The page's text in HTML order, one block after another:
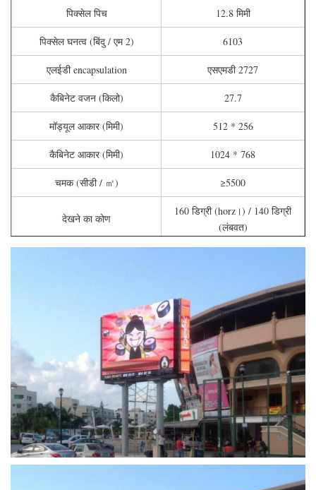
पिक्सेल पिच 12.8 मिमी
पिक्सेल घनत्व (बिंदु / एम 2) 6103
एलईडी encapsulation एसएमडी 2727
कैबिनेट वजन (किलो) 27.7
मॉड्यूल आकार (मिमी) 512 * 256
कैबिनेट आकार (मिमी) 1024 * 768
चमक (सीडी / ㎡) ≥5500
देखने का कोण
160 डिग्री (horz।) / 140 डिग्री
(लंबवत)
ऑपरेटिंग तापमान (℃) -20 ~ 50
संरक्षण ग्रेड IP65 / IP54
सर्विस आगे पीछे